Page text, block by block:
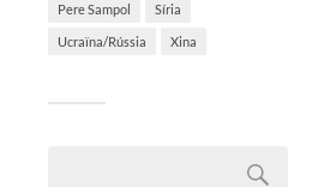
Pere Sampol Síria
Ucraïna/Rússia Xina